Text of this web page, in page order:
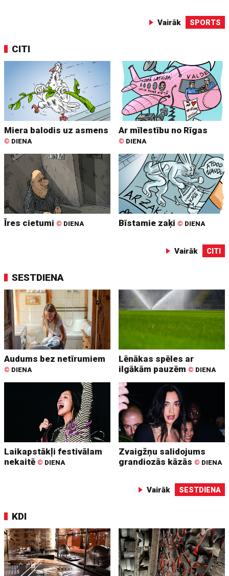
Vairāk SPORTS
CITI
Miera balodis uz asmens
© DIENA
Ar mīlestību no Rīgas
© DIENA
Īres cietumi © DIENA Bīstamie zaķi © DIENA
Vairāk CITI
SESTDIENA
Audums bez netīrumiem
© DIENA
Lēnākas spēles ar
ilgākām pauzēm © DIENA
Laikapstākļi festivālam
nekaitē © DIENA
Zvaigžņu salidojums
grandiozās kāzās © DIENA
Vairāk SESTDIENA
KDI